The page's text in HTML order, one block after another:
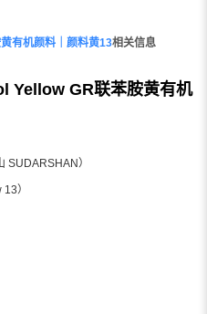
有机颜料｜颜料黄13相关信息
Yellow GR联苯胺黄有机
SUDARSHAN）
）